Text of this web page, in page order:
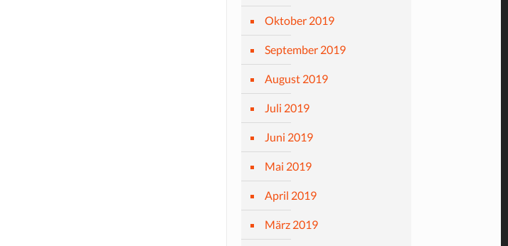
Oktober 2019
September 2019
August 2019
Juli 2019
Juni 2019
Mai 2019
April 2019
März 2019